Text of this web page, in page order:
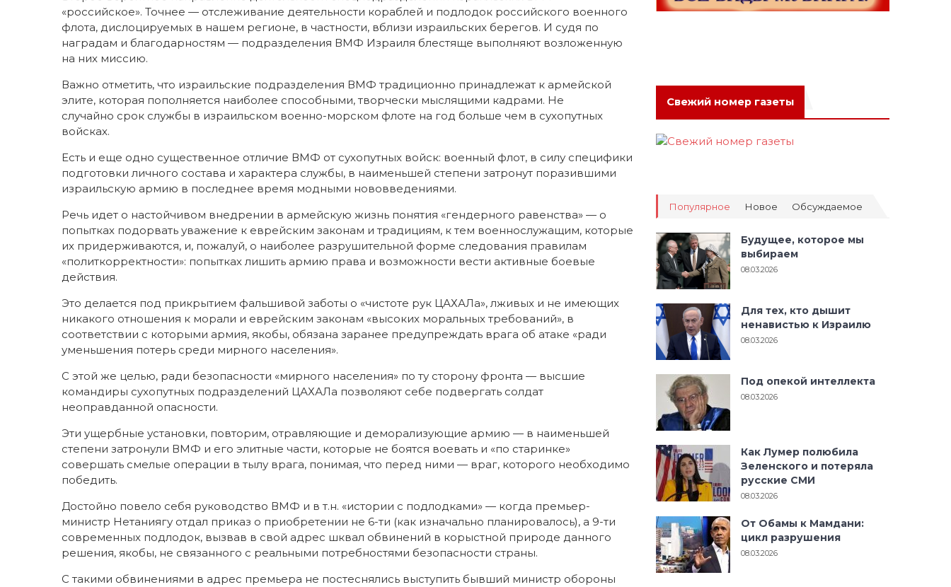
«российское». Точнее — отслеживание деятельности кораблей и подлодок российского военного
флота, дислоцируемых в нашем регионе, в частности, вблизи израильских берегов. И судя по
наградам и благодарностям — подразделения ВМФ Израиля блестяще выполняют возложенную
на них миссию.
Важно отметить, что израильские подразделения ВМФ традиционно принадлежат к армейской
элите, которая пополняется наиболее способными, творчески мыслящими кадрами. Не
случайно срок службы в израильском военно-морском флоте на год больше чем в сухопутных
войсках.
Есть и еще одно существенное отличие ВМФ от сухопутных войск: военный флот, в силу специфики
подготовки личного состава и характера службы, в наименьшей степени затронут поразившими
израильскую армию в последнее время модными нововведениями.
Речь идет о настойчивом внедрении в армейскую жизнь понятия «гендерного равенства» — о
попытках подорвать уважение к еврейским законам и традициям, к тем военнослужащим, которые
их придерживаются, и, пожалуй, о наиболее разрушительной форме следования правилам
«политкорректности»: попытках лишить армию права и возможности вести активные боевые
действия.
Это делается под прикрытием фальшивой заботы о «чистоте рук ЦАХАЛа», лживых и не имеющих
никакого отношения к морали и еврейским законам «высоких моральных требований», в
соответствии с которыми армия, якобы, обязана заранее предупреждать врага об атаке «ради
уменьшения потерь среди мирного населения».
С этой же целью, ради безопасности «мирного населения» по ту сторону фронта — высшие
командиры сухопутных подразделений ЦАХАЛа позволяют себе подвергать солдат
неоправданной опасности.
Эти ущербные установки, повторим, отравляющие и деморализующие армию — в наименьшей
степени затронули ВМФ и его элитные части, которые не боятся воевать и «по старинке»
совершать смелые операции в тылу врага, понимая, что перед ними — враг, которого необходимо
победить.
Достойно повело себя руководство ВМФ и в т.н. «истории с подлодками» — когда премьер-
министр Нетаниягу отдал приказ о приобретении не 6-ти (как изначально планировалось), а 9-ти
современных подлодок, вызвав в свой адрес шквал обвинений в корыстной природе данного
решения, якобы, не связанного с реальными потребностями безопасности страны.
С такими обвинениями в адрес премьера не постеснялись выступить бывший министр обороны
Свежий номер газеты
Популярное Новое Обсуждаемое
Будущее, которое мы
выбираем
08.03.2026
Для тех, кто дышит
ненавистью к Израилю
08.03.2026
Под опекой интеллекта
08.03.2026
Как Лумер полюбила
Зеленского и потеряла
русские СМИ
08.03.2026
От Обамы к Мамдани:
цикл разрушения
08.03.2026